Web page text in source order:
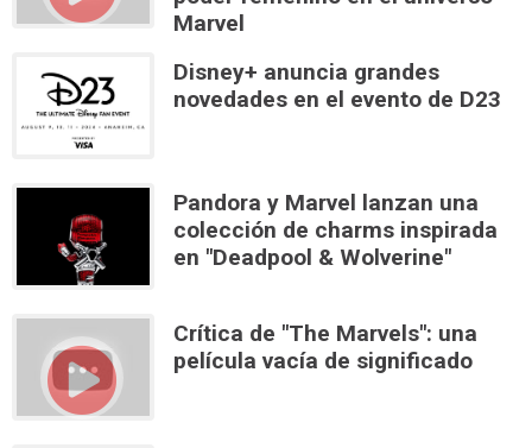
Marvel
Disney+ anuncia grandes
novedades en el evento de D23
Pandora y Marvel lanzan una
colección de charms inspirada
en "Deadpool & Wolverine"
Crítica de "The Marvels": una
película vacía de significado